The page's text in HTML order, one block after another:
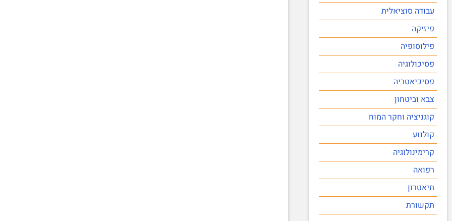
עבודה סוציאלית
פיזיקה
פילוסופיה
פסיכולוגיה
פסיכיאטריה
צבא וביטחון
קוגניציה וחקר המוח
קולנוע
קרימינולוגיה
רפואה
תיאטרון
תקשורת